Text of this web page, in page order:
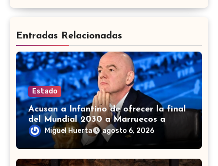
Entradas Relacionadas
Estado
Acusan a Infantino de ofrecer la final
del Mundial 2030 a Marruecos a
cambio de apoyo
Miguel Huerta agosto 6, 2026